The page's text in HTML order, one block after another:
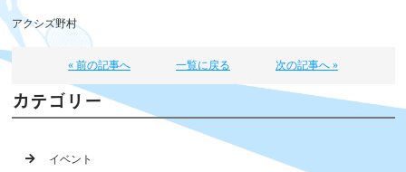
アクシズ野村
« 前の記事へ 一覧に戻る 次の記事へ »
カテゴリー
イベント